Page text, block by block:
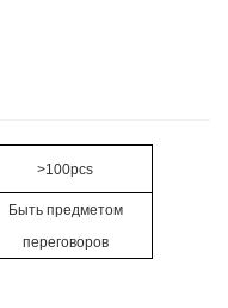
>100pcs
Быть предметом
переговоров